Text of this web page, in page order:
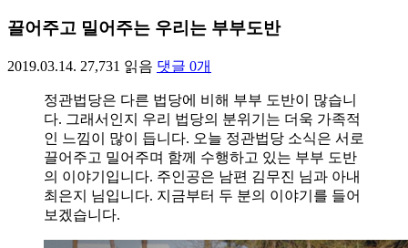
끌어주고 밀어주는 우리는 부부도반
2019.03.14. 27,731 읽음 댓글 0개
정관법당은 다른 법당에 비해 부부 도반이 많습니
다. 그래서인지 우리 법당의 분위기는 더욱 가족적
인 느낌이 많이 듭니다. 오늘 정관법당 소식은 서로
끌어주고 밀어주며 함께 수행하고 있는 부부 도반
의 이야기입니다. 주인공은 남편 김무진 님과 아내
최은지 님입니다. 지금부터 두 분의 이야기를 들어
보겠습니다.